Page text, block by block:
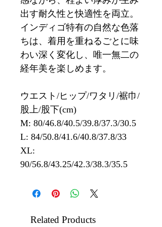
出す耐久性と快適性を両立。
インディゴ特有の自然な色落
ちは、着用を重ねるごとに味
わい深く変化し、唯一無二の
経年美を楽しめます。
ウエスト/ヒップ/ワタリ/裾巾/
股上/股下(cm)
M: 80/46.8/40.5/39.8/37.3/30.5
L: 84/50.8/41.6/40.8/37.8/33
XL:
90/56.8/43.25/42.3/38.3/35.5
Related Products